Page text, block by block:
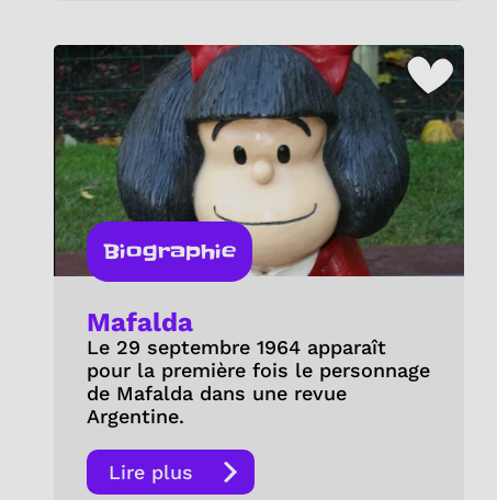
Biographie
Mafalda
Le 29 septembre 1964 apparaît
pour la première fois le personnage
de Mafalda dans une revue
Argentine.
Lire plus